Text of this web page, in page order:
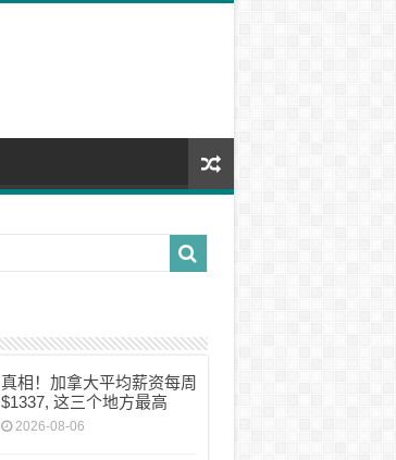
真相！加拿大平均薪资每周
$1337, 这三个地方最高
2026-08-06